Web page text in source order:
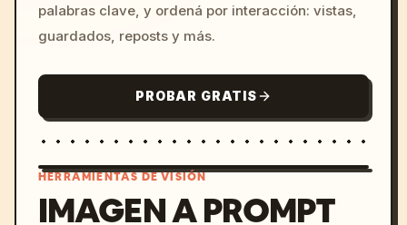
palabras clave, y ordená por interacción: vistas,
guardados, reposts y más.
PROBAR GRATIS
HERRAMIENTAS DE VISIÓN
IMAGEN A PROMPT